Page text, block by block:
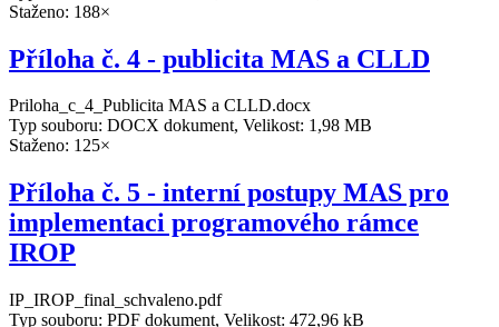
Staženo: 188×
Příloha č. 4 - publicita MAS a CLLD
Priloha_c_4_Publicita MAS a CLLD.docx
Typ souboru: DOCX dokument, Velikost: 1,98 MB
Staženo: 125×
Příloha č. 5 - interní postupy MAS pro
implementaci programového rámce
IROP
IP_IROP_final_schvaleno.pdf
Typ souboru: PDF dokument, Velikost: 472,96 kB